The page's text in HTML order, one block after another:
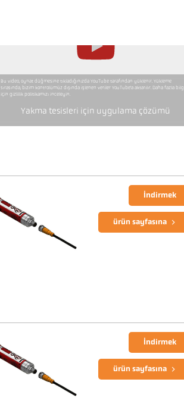
Bu video, oynat düğmesine tıkladığınızda YouTube tarafından yüklenir. Yükleme
sırasında, bizim kontrolümüz dışında işlenen veriler YouTube'a aktarılır. Daha fazla bilgi
için gizlilik politikamızı inceleyin.
Yakma tesisleri için uygulama çözümü
İndirmek
ürün sayfasına
İndirmek
ürün sayfasına